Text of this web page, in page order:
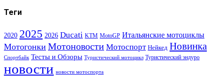
Теги
2020 2025 2026 Ducati KTM MotoGP Итальянские мотоциклы
Мотогонки Мотоновости Мотоспорт Нейкед Новинка
Спортбайк Тесты и Обзоры Туристический мотоцикл Туристический эндуро
новости новости мотоспорта